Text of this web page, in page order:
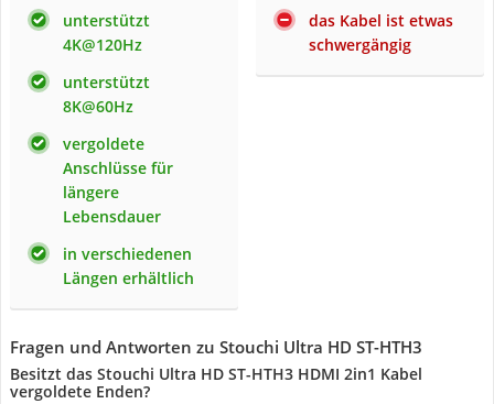
unterstützt
4K@120Hz
unterstützt
8K@60Hz
vergoldete
Anschlüsse für
längere
Lebensdauer
in verschiedenen
Längen erhältlich
das Kabel ist etwas
schwergängig
Fragen und Antworten zu Stouchi Ultra HD ST-HTH3
Besitzt das Stouchi Ultra HD ST-HTH3 HDMI 2in1 Kabel
vergoldete Enden?